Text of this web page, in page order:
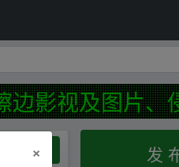
视及图片、侵
发布规范 发
×